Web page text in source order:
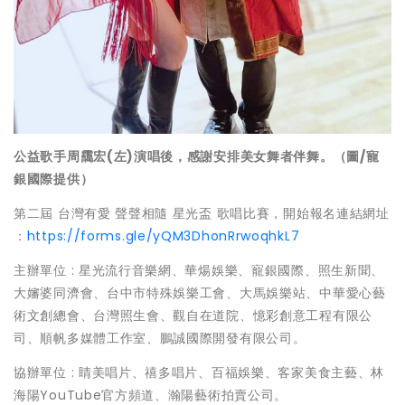
公益歌手周靄宏(左)演唱後，感謝安排美女舞者伴舞。（圖/寵
銀國際提供）
第二屆 台灣有愛 聲聲相隨 星光盃 歌唱比賽，開始報名連結網址
： https://forms.gle/yQM3DhonRrwoqhkL7
主辦單位 : 星光流行音樂網、華煬娛樂、寵銀國際、照生新聞、
大嬸婆同濟會、台中市特殊娛樂工會、大馬娛樂站、中華愛心藝
術文創總會、台灣照生會、觀自在道院、憶彩創意工程有限公
司、順帆多媒體工作室、鵬誠國際開發有限公司。
協辦單位 : 睛美唱片、禧多唱片、百福娛樂、客家美食主藝、林
海陽YouTube官方頻道、瀚陽藝術拍賣公司。